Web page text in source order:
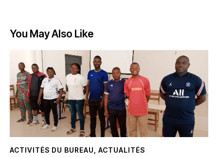
You May Also Like
ACTIVITÉS DU BUREAU ACTUALITÉS